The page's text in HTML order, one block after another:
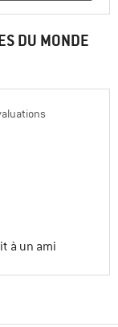
DU MONDE
à un ami